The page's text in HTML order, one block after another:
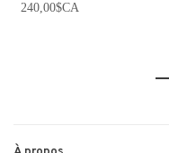
240,00$CA